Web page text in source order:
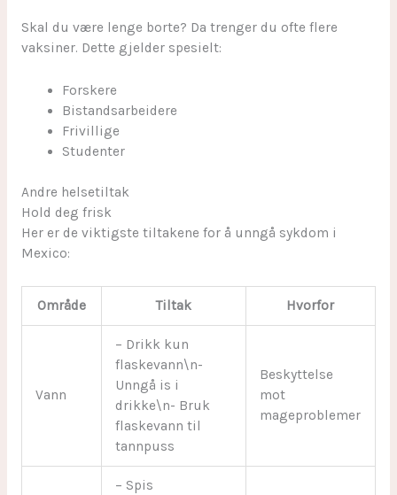
Skal du være lenge borte? Da trenger du ofte flere
vaksiner. Dette gjelder spesielt:
Forskere
Bistandsarbeidere
Frivillige
Studenter
Andre helsetiltak
Hold deg frisk
Her er de viktigste tiltakene for å unngå sykdom i
Mexico:
Område Tiltak Hvorfor
Vann
– Drikk kun
flaskevann\n-
Unngå is i
drikke\n- Bruk
flaskevann til
tannpuss
Beskyttelse
mot
mageproblemer
– Spis